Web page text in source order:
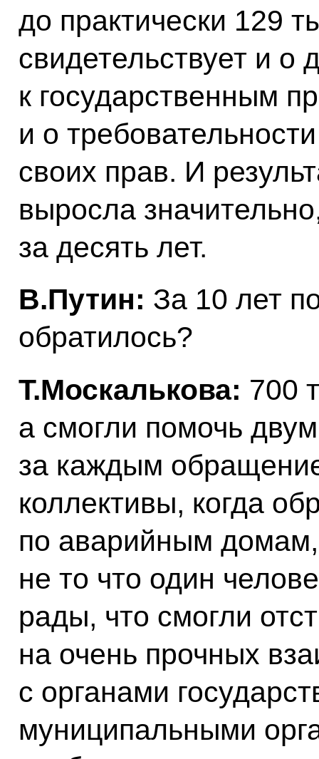
до практически 129
свидетельствует и о
к государственным
и о
своих прав. И
выросла
за десять лет.
В.Путин: За 10 лет
обратилось?
Т.Москалькова: 700
а смогли помочь
за каждым
коллективы, когда
по аварийным
не то что один
рады, что смогли
на очень прочных
с органами
муниципальными